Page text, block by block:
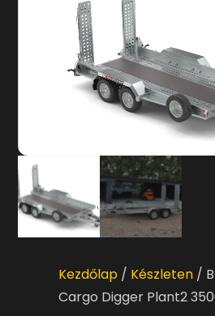
Kezdőlap / Készleten /
Cargo Digger Plant2